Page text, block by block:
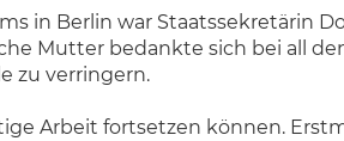
in Berlin war Staatssekretärin
Mutter bedankte sich bei all
zu verringern.
Arbeit fortsetzen können.